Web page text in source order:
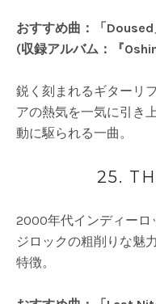
おすすめ曲：「Doused
(収録アルバム：『
鋭く刻まれるギターリ
アの熱気を一気に引き
動に駆られる一曲。
25.
2000年代インディーロ
ジロックの粗削りな魅
特徴。